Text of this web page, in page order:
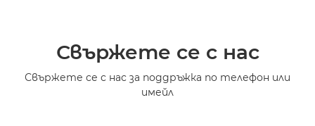
Свържете се с нас
Свържете се с нас за поддръжка по телефон или
имейл